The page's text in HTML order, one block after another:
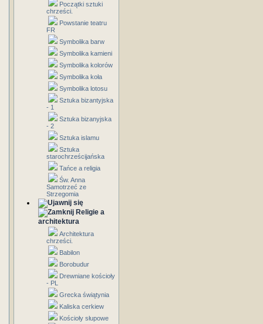
Początki sztuki
chrześci.
Powstanie teatru
FR
Symbolika barw
Symbolika kamieni
Symbolika kolorów
Symbolika koła
Symbolika lotosu
Sztuka bizantyjska
- 1
Sztuka bizanyjska
- 2
Sztuka islamu
Sztuka
starochrześcijańska
Tańce a religia
Św. Anna
Samotrzeć ze
Strzegomia
Religie a
architektura
Architektura
chrześci.
Babilon
Borobudur
Drewniane kościoły
- PL
Grecka świątynia
Kaliska cerkiew
Kościoły słupowe